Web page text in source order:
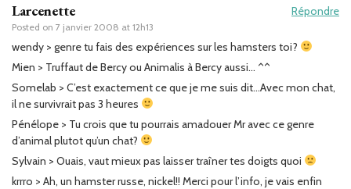
Larcenette
Posted on 7 janvier 2008 at 12h13
Répondre
wendy > genre tu fais des expériences sur les hamsters toi?
Mien > Truffaut de Bercy ou Animalis à Bercy aussi… ^^
Somelab > C’est exactement ce que je me suis dit…Avec mon chat,
il ne survivrait pas 3 heures
Pénélope > Tu crois que tu pourrais amadouer Mr avec ce genre
d’animal plutot qu’un chat?
Sylvain > Ouais, vaut mieux pas laisser traîner tes doigts quoi
krrro > Ah, un hamster russe, nickel!! Merci pour l’info, je vais enfin